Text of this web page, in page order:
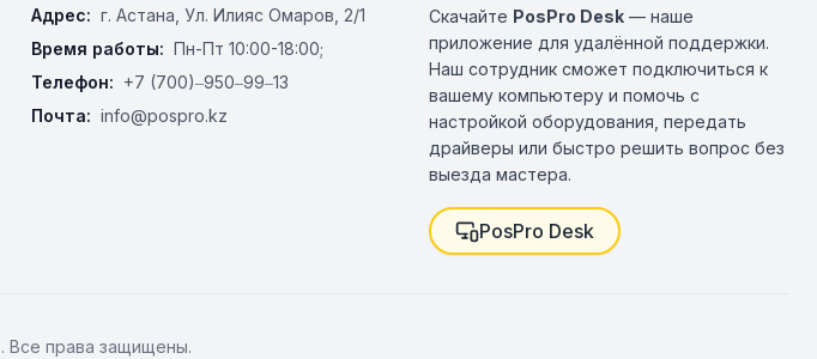
Адрес: г. Астана, ​Ул. Илияс Омаров, 2/1
Время работы: Пн-Пт 10:00-18:00;
Телефон: +7 (700)‒950‒99‒13
Почта: info@pospro.kz
Скачайте PosPro Desk — наше
приложение для удалённой поддержки.
Наш сотрудник сможет подключиться к
вашему компьютеру и помочь с
настройкой оборудования, передать
драйверы или быстро решить вопрос без
выезда мастера.
PosPro Desk
Все права защищены.